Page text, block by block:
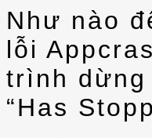
Như nào
lỗi
trình dừng
“Has